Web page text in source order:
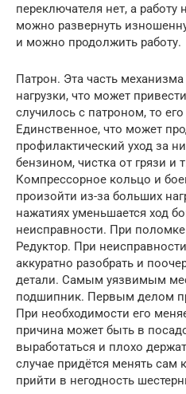
переключателя нет, а работу
можно развернуть
и можно продолжить работу.
Патрон. Эта часть
нагрузки, что может
случилось с патроном, то
Единственное, что может
профилактический уход за
бензином, чистка от грязи и
Компрессорное кольцо и
произойти из-за больших
нажатиях уменьшается ход
неисправности. При
Редуктор. При
аккуратно разобрать и
детали. Самым уязвимым
подшипник. Первым делом
При необходимости его
причина может быть в
выработаться и плохо
случае придётся менять сам
прийти в негодность